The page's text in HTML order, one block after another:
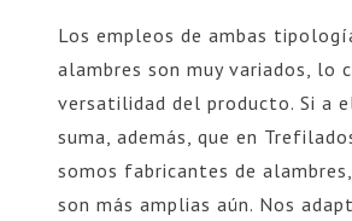
Los empleos de ambas
alambres son muy variados, lo
versatilidad del producto. Si a
suma, además, que en
somos fabricantes de
son más amplias aún. Nos